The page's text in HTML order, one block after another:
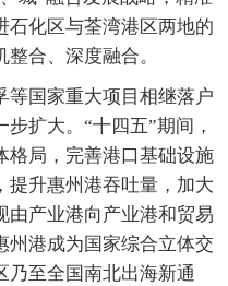
石化区与荃湾港区两地的
合、深度融合。
国家重大项目相继落户
扩大。“十四五”期间，
格局，完善港口基础设施
提升惠州港吞吐量，加大
由产业港向产业港和贸易
州港成为国家综合立体交
乃至全国南北出海新通